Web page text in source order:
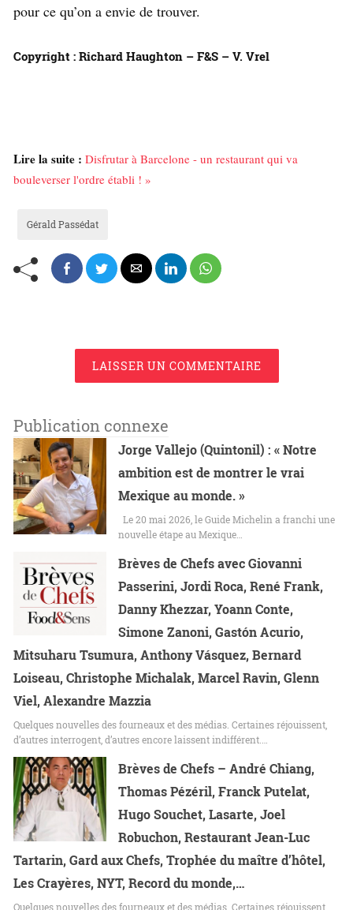
pour ce qu’on a envie de trouver.
Copyright : Richard Haughton – F&S – V. Vrel
Lire la suite : Disfrutar à Barcelone - un restaurant qui va
bouleverser l'ordre établi ! »
Gérald Passédat
LAISSER UN COMMENTAIRE
Publication connexe
Jorge Vallejo (Quintonil) : « Notre
ambition est de montrer le vrai
Mexique au monde. »
Le 20 mai 2026, le Guide Michelin a franchi une
nouvelle étape au Mexique…
Brèves de Chefs avec Giovanni
Passerini, Jordi Roca, René Frank,
Danny Khezzar, Yoann Conte,
Simone Zanoni, Gastón Acurio,
Mitsuharu Tsumura, Anthony Vásquez, Bernard
Loiseau, Christophe Michalak, Marcel Ravin, Glenn
Viel, Alexandre Mazzia
Quelques nouvelles des fourneaux et des médias. Certaines réjouissent,
d’autres interrogent, d’autres encore laissent indifférent.…
Brèves de Chefs – André Chiang,
Thomas Pézéril, Franck Putelat,
Hugo Souchet, Lasarte, Joel
Robuchon, Restaurant Jean-Luc
Tartarin, Gard aux Chefs, Trophée du maître d’hôtel,
Les Crayères, NYT, Record du monde,…
Quelques nouvelles des fourneaux et des médias. Certaines réjouissent,